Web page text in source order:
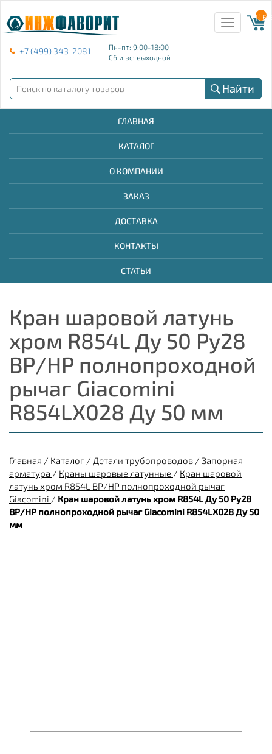
+7 (499) 343-2081
Пн-пт: 9:00-18:00
Сб и вс: выходной
Toggle
navigation
{{
Найти
ГЛАВНАЯ
КАТАЛОГ
О КОМПАНИИ
ЗАКАЗ
ДОСТАВКА
КОНТАКТЫ
СТАТЬИ
Кран шаровой латунь
хром R854L Ду 50 Ру28
ВР/НР полнопроходной
рычаг Giacomini
R854LX028 Ду 50 мм
Главная / Каталог / Детали трубопроводов / Запорная
арматура / Краны шаровые латунные / Кран шаровой
латунь хром R854L ВР/НР полнопроходной рычаг
Giacomini / Кран шаровой латунь хром R854L Ду 50 Ру28
ВР/НР полнопроходной рычаг Giacomini R854LX028 Ду 50
мм